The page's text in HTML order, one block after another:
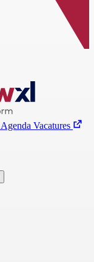
Agenda Vacatures